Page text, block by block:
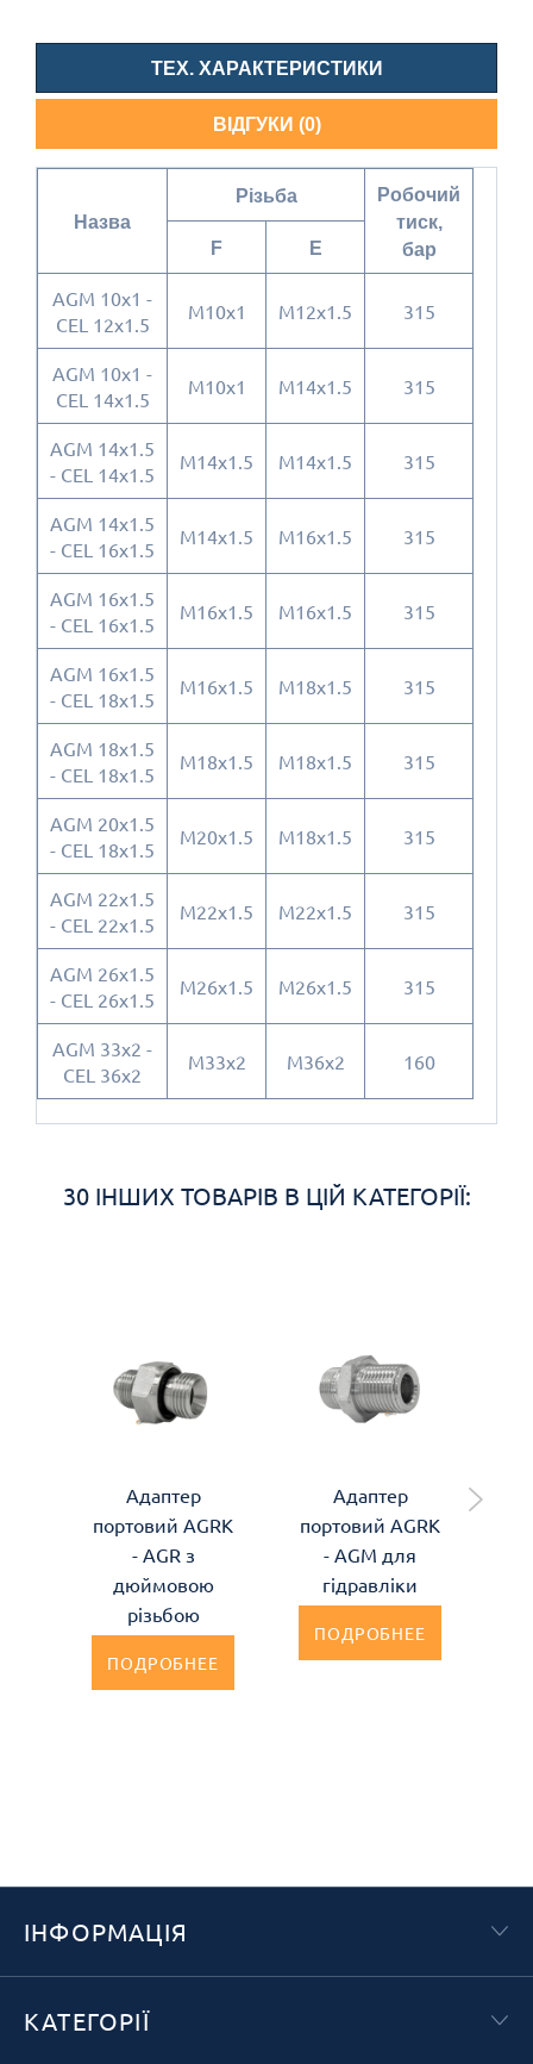
ТЕХ. ХАРАКТЕРИСТИКИ
ВІДГУКИ (0)
Назва
Різьба
Робочий
тиск,
бар
F E
AGM 10x1 -
CEL 12x1.5
M10x1 M12x1.5 315
AGM 10x1 -
CEL 14x1.5
M10x1 M14x1.5 315
AGM 14x1.5
- CEL 14x1.5
M14x1.5 M14x1.5 315
AGM 14x1.5
- CEL 16x1.5
M14x1.5 M16x1.5 315
AGM 16x1.5
- CEL 16x1.5
M16x1.5 M16x1.5 315
AGM 16x1.5
- CEL 18x1.5
M16x1.5 M18x1.5 315
AGM 18x1.5
- CEL 18x1.5
M18x1.5 M18x1.5 315
AGM 20x1.5
- CEL 18x1.5
M20x1.5 M18x1.5 315
AGM 22x1.5
- CEL 22x1.5
M22x1.5 M22x1.5 315
AGM 26x1.5
- CEL 26x1.5
M26x1.5 M26x1.5 315
AGM 33x2 -
CEL 36x2
M33x2 M36x2 160
30 ІНШИХ ТОВАРІВ В ЦІЙ КАТЕГОРІЇ:
Адаптер
портовий AGRK
- AGR з
дюймовою
різьбою
ПОДРОБНЕЕ
Адаптер
портовий AGRK
- AGM для
гідравліки
ПОДРОБНЕЕ
ІНФОРМАЦІЯ
КАТЕГОРІЇ